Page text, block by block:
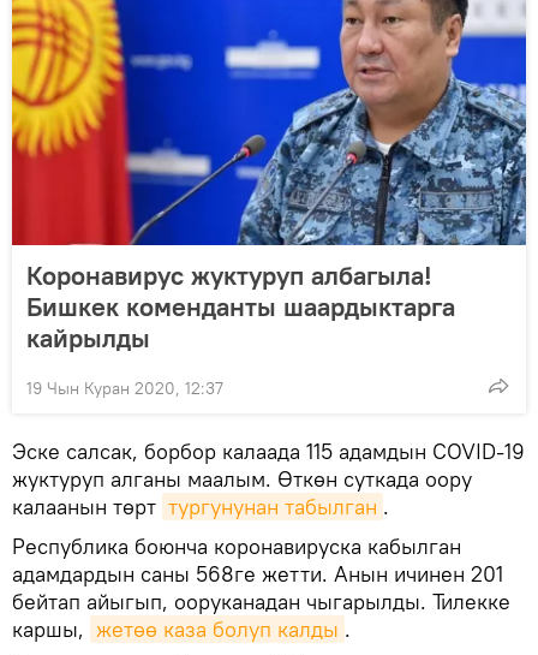
Коронавирус жуктуруп албагыла!
Бишкек коменданты шаардыктарга
кайрылды
19 Чын Куран 2020, 12:37
Эске салсак, борбор калаада 115 адамдын COVID-19
жуктуруп алганы маалым. Өткөн суткада оору
калаанын төрт тургунунан табылган .
Республика боюнча коронавируска кабылган
адамдардын саны 568ге жетти. Анын ичинен 201
бейтап айыгып, ооруканадан чыгарылды. Тилекке
каршы, жетөө каза болуп калды .